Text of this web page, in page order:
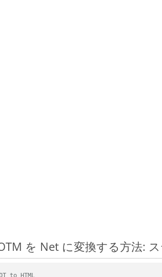
を Net に変換する方法: